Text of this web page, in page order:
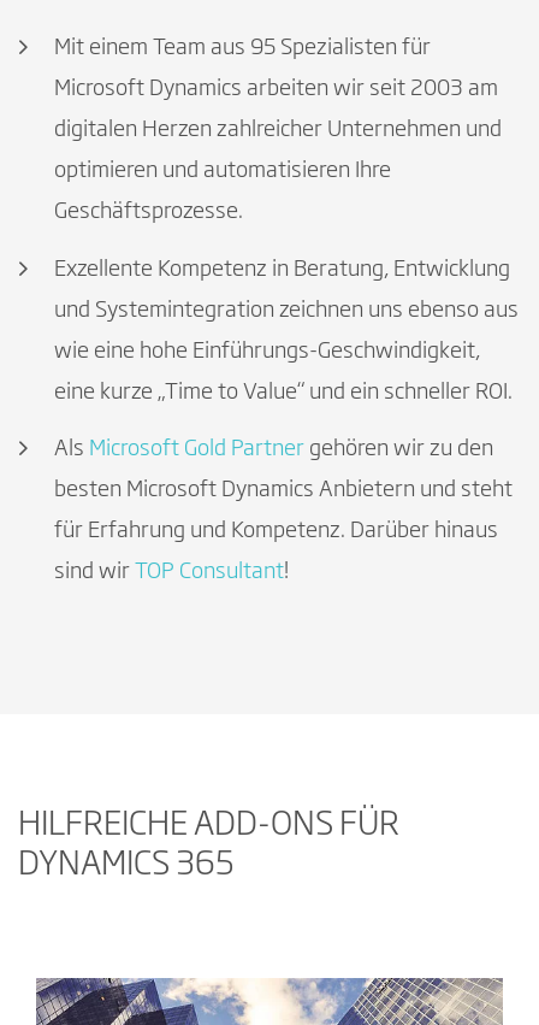
Mit einem Team aus 95 Spezialisten für
Microsoft Dynamics arbeiten wir seit 2003 am
digitalen Herzen zahlreicher Unternehmen und
optimieren und automatisieren Ihre
Geschäftsprozesse.
Exzellente Kompetenz in Beratung, Entwicklung
und Systemintegration zeichnen uns ebenso aus
wie eine hohe Einführungs-Geschwindigkeit,
eine kurze „Time to Value“ und ein schneller ROI.
Als Microsoft Gold Partner gehören wir zu den
besten Microsoft Dynamics Anbietern und steht
für Erfahrung und Kompetenz. Darüber hinaus
sind wir
TOP Consultant!
HILFREICHE ADD-ONS FÜR
DYNAMICS 365